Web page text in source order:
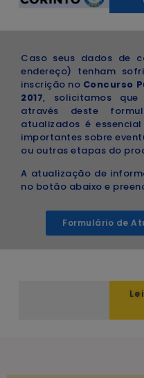
Caso seus dados de
endereço) tenham
inscrição no Concurso
2017, solicitamos que
através deste
atualizados é
importantes sobre
ou outras etapas do
A atualização de
no botão abaixo e
Formulário de